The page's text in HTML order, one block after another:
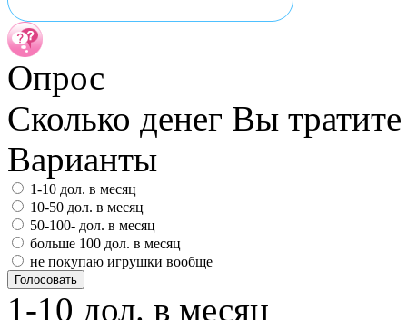
Опрос
Сколько денег Вы
Варианты
1-10 дол. в месяц
10-50 дол. в месяц
50-100- дол. в месяц
больше 100 дол. в месяц
не покупаю игрушки вообще
1-10 дол. в месяц